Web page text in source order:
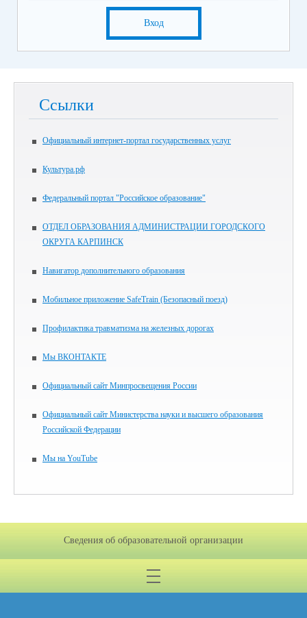
Вход
Ссылки
Официальный интернет-портал государственных услуг
Культура.рф
Федеральный портал "Российское образование"
ОТДЕЛ ОБРАЗОВАНИЯ АДМИНИСТРАЦИИ ГОРОДСКОГО
ОКРУГА КАРПИНСК
Навигатор дополнительного образования
Мобильное приложение SafeTrain (Безопасный поезд)
Профилактика травматизма на железных дорогах
Мы ВКОНТАКТЕ
Официальный сайт Минпросвещения России
Официальный сайт Министерства науки и высшего образования
Российской Федерации
Мы на YouTube
Сведения об образовательной организации